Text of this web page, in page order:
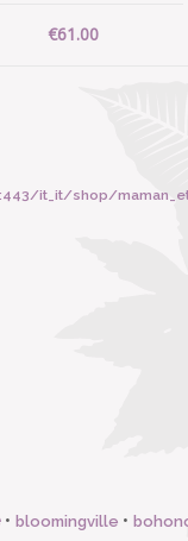
€61.00
it_it/shop/
• bloomingville •